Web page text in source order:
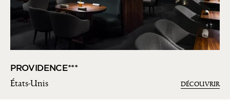
PROVIDENCE***
États-Unis DÉCOUVRIR